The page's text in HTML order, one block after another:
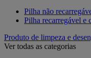
Pilha não
Pilha recarregável e
Produto de limpeza e
Ver todas as categorias